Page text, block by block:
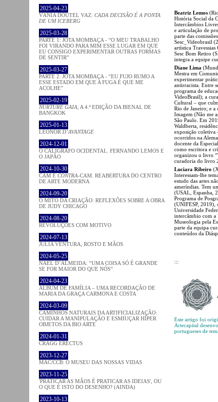
2025-04-23
VÂNIA DOUTEL VAZ: CADA DECISÃO É A PONTA
DE UM ICEBERG
2025-03-28
PARTE 1: JOTA MOMBAÇA - “O MEU TRABALHO
FOI VIRANDO PARA MIM ESSE LUGAR EM QUE
EU CONSIGO EXPERIMENTAR OUTRAS FORMAS
DE SENTIR”
2025-03-27
PARTE 2: JOTA MOMBAÇA - “EU FUJO RUMO A
ESSE ESTADO EM QUE A FUGA É QUE ME
ACOLHE”
2025-02-19
NURTURE GAIA , A 4.ª EDIÇÃO DA BIENAL DE
BANGKOK
2025-01-13
LEONOR D’AVANTAGE
2024-12-01
O CALÍGRAFO OCIDENTAL. FERNANDO LEMOS E
O JAPÃO
2024-10-30
CAM E CONTRA-CAM. REABERTURA DO CENTRO
DE ARTE MODERNA
2024-09-20
O MITO DA CRIAÇÃO: REFLEXÕES SOBRE A OBRA
DE JUDY CHICAGO
2024-08-20
REVOLUÇÕES COM MOTIVO
2024-07-13
JÚLIA VENTURA, ROSTO E MÃOS
2024-05-25
NAEL D’ALMEIDA: “UMA COISA SÓ É GRANDE
SE FOR MAIOR DO QUE NÓS”
2024-04-23
ÁLBUM DE FAMÍLIA – UMA RECORDAÇÃO DE
MARIA DA GRAÇA CARMONA E COSTA
2024-03-09
CAMINHOS NATURAIS DA ARTIFICIALIZAÇÃO:
CUIDAR A MANIPULAÇÃO E ESMIUÇAR HÍPER
OBJETOS DA BIO ARTE
2024-01-31
CRAGG ERECTUS
2023-12-27
MAC/CCB: O MUSEU DAS NOSSAS VIDAS
2023-11-25
'PRATICAR AS MÃOS É PRATICAR AS IDEIAS', OU
O QUE É ISTO DO DESENHO? (AINDA)
2023-10-13
Beatriz Lemos
História Social da
Intercâmbios
e articulação de
parte das
Sesc_Videobrasil
artística
Sesc Bom Retiro
integra a equipe
Diane Lima
Mestra em
experimentar
antirracista. Entre
programa de
VideoBrasil); a
Cultural – que
Rio de Janeiro; e
Imagem (Não me
São Paulo. Em
Waldberta,
exposição coletiva
ocorridos na
docente da
como escritora e
organizou o livro
curadoria do livro
Luciara Ribeiro
Interessam-lhe
estudo das artes
ameríndias. Tem
(USAL, Espanha,
Programa de
(UNIFESP, 2019),
Universidade
intercâmbio com a
Museologia pela
parte da equipa
conteúdos da
:::
Este artigo foi
Artecapital
portugueses de